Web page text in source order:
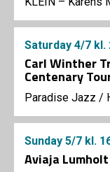
Saturday 4/7 kl.
Carl Winther
Centenary
Paradise Jazz /
Sunday 5/7 kl.
Aviaja